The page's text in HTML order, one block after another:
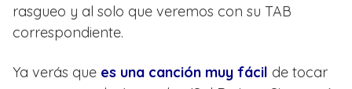
rasgueo y al solo que veremos con su TAB
correspondiente.
Ya verás que es una canción muy fácil de tocar